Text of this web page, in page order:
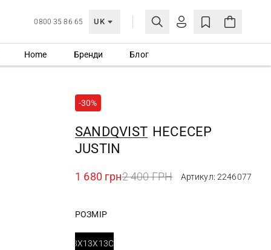
0800 35 86 65 UK
МОЯ ОБЛІКІВКА
СТВОРИТИ ОБЛІКІВКУ
Home Бренди Блог
-30%
SANDQVIST НЕСЕСЕР
JUSTIN
1 680 грн2 400 ГРН Артикул: 2246077
РОЗМІР
23X13X13СМ